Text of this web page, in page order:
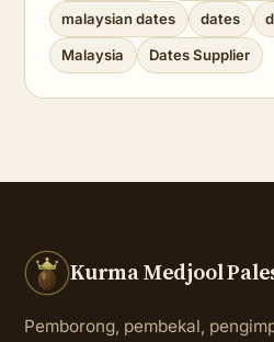
malaysian dates dates
Malaysia Dates Supplier
Kurma Medjool
Pemborong, pembekal,